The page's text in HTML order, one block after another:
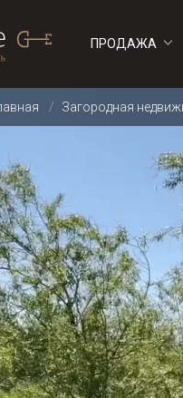
ПРОДАЖА
ДОМА
ДОМА
Загородная